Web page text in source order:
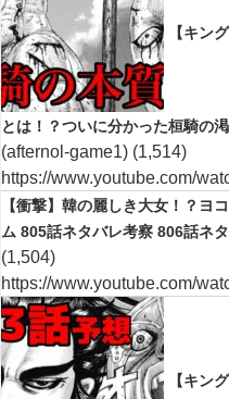
【キン
とは！？ついに分かった桓騎の
(afternol-game1) (1,514)
https://www.youtube.com/
【衝撃】韓の麗しき大女！？ヨ
ム 805話ネタバレ考察 806話ネタ
(1,504)
https://www.youtube.com/
【キン